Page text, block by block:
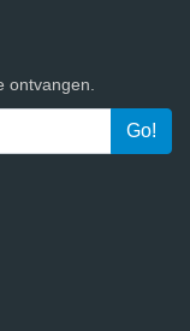
ontvangen.